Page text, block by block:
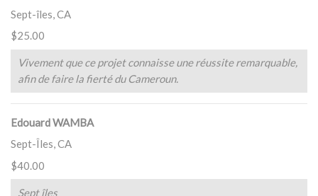
Sept-îles, CA
$25.00
Vivement que ce projet connaisse une réussite remarquable,
afin de faire la fierté du Cameroun.
Edouard WAMBA
Sept-Îles, CA
$40.00
Sept îles